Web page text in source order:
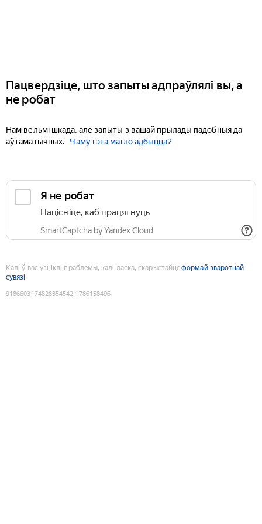
Пацвердзіце, што запыты адпраўлялі вы, а
не робат
Нам вельмі шкада, але запыты з вашай прылады падобныя да
аўтаматычных.
Чаму гэта магло адбыцца?
Я не робат
Націсніце, каб працягнуць
SmartCaptcha by Yandex Cloud
Калі ў вас узніклі праблемы, калі ласка, скарыстайцеформай зваротнай
сувязі
9186603174828354542:1786158496